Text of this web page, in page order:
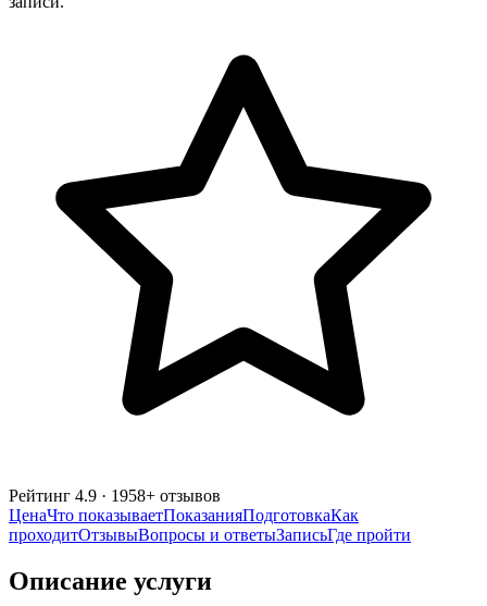
Рейтинг 4.9 · 1958+ отзывов
ЦенаЧто показываетПоказанияПодготовкаКак
проходитОтзывыВопросы и ответыЗаписьГде пройти
Описание услуги